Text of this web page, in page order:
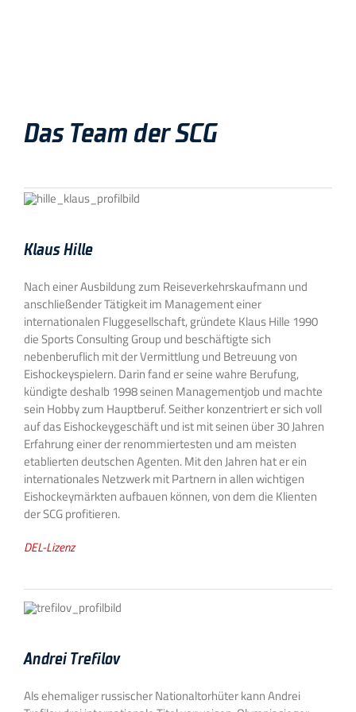
Das Team der SCG
Klaus Hille
Nach einer Ausbildung zum Reiseverkehrskaufmann und
anschließender Tätigkeit im Management einer
internationalen Fluggesellschaft, gründete Klaus Hille 1990
die Sports Consulting Group und beschäftigte sich
nebenberuflich mit der Vermittlung und Betreuung von
Eishockeyspielern. Darin fand er seine wahre Berufung,
kündigte deshalb 1998 seinen Managementjob und machte
sein Hobby zum Hauptberuf. Seither konzentriert er sich voll
auf das Eishockeygeschäft und ist mit seinen über 30 Jahren
Erfahrung einer der renommiertesten und am meisten
etablierten deutschen Agenten. Mit den Jahren hat er ein
internationales Netzwerk mit Partnern in allen wichtigen
Eishockeymärkten aufbauen können, von dem die Klienten
der SCG profitieren.
DEL-Lizenz
Andrei Trefilov
Als ehemaliger russischer Nationaltorhüter kann Andrei